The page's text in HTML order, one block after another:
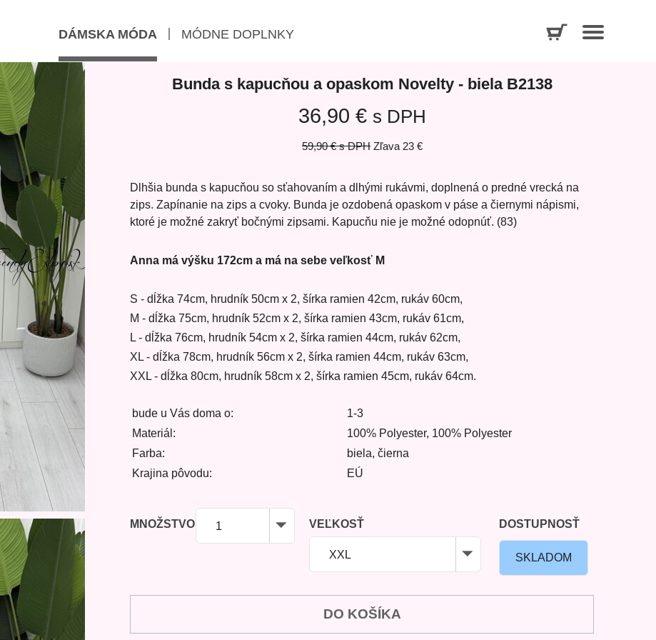
DÁMSKA MÓDA MÓDNE DOPLNKY
Bunda s kapucňou a opaskom Novelty - biela B2138
36,90 € s DPH
59,90 € s DPH Zľava 23 €
Dlhšia bunda s kapucňou so sťahovaním a dlhými rukávmi, doplnená o predné vrecká na
zips. Zapínanie na zips a cvoky. Bunda je ozdobená opaskom v páse a čiernymi nápismi,
ktoré je možné zakryť bočnými zipsami. Kapucňu nie je možné odopnúť. (83)
Anna má výšku 172cm a má na sebe veľkosť M
S - dĺžka 74cm, hrudník 50cm x 2, šírka ramien 42cm, rukáv 60cm,
M - dĺžka 75cm, hrudník 52cm x 2, šírka ramien 43cm, rukáv 61cm,
L - dĺžka 76cm, hrudník 54cm x 2, šírka ramien 44cm, rukáv 62cm,
XL - dĺžka 78cm, hrudník 56cm x 2, šírka ramien 44cm, rukáv 63cm,
XXL - dĺžka 80cm, hrudník 58cm x 2, šírka ramien 45cm, rukáv 64cm.
bude u Vás doma o:
1-3
Materiál:
100% Polyester, 100% Polyester
Farba:
biela, čierna
Krajina pôvodu:
EÚ
MNOŽSTVO 1 VEĽKOSŤ
XXL
DOSTUPNOSŤ
SKLADOM
DO KOŠÍKA